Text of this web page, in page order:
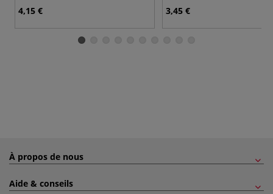
4,15 € 3,45 €
À propos de nous
Aide & conseils